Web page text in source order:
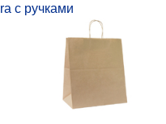
с ручками